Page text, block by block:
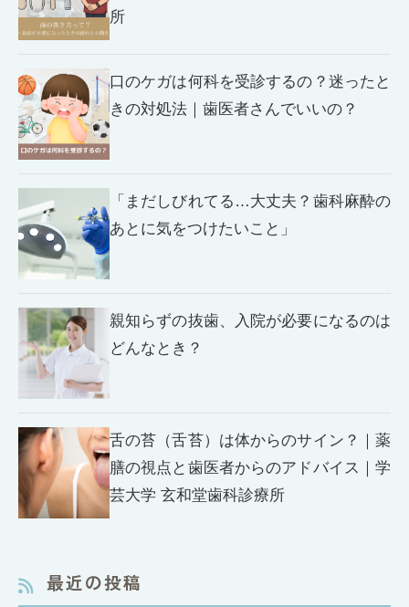
所
口のケガは何科を受診するの？迷ったと
きの対処法｜歯医者さんでいいの？
「まだしびれてる…大丈夫？歯科麻酔の
あとに気をつけたいこと」
親知らずの抜歯、入院が必要になるのは
どんなとき？
舌の苔（舌苔）は体からのサイン？｜薬
膳の視点と歯医者からのアドバイス｜学
芸大学 玄和堂歯科診療所
最近の投稿